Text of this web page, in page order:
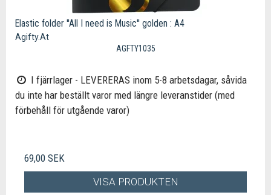
Elastic folder ''All I need is Music'' golden : A4
Agifty.At
AGFTY1035
I fjärrlager - LEVERERAS inom 5-8 arbetsdagar, såvida
du inte har beställt varor med längre leveranstider (med
förbehåll för utgående varor)
69,00 SEK
VISA PRODUKTEN